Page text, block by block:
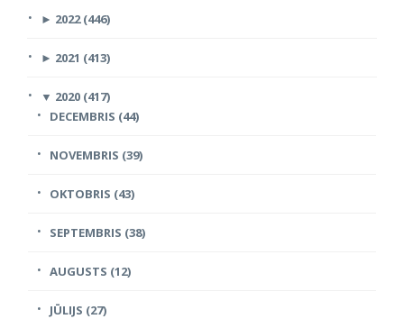
► 2022 (446)
► 2021 (413)
▼ 2020 (417)
DECEMBRIS (44)
NOVEMBRIS (39)
OKTOBRIS (43)
SEPTEMBRIS (38)
AUGUSTS (12)
JŪLIJS (27)